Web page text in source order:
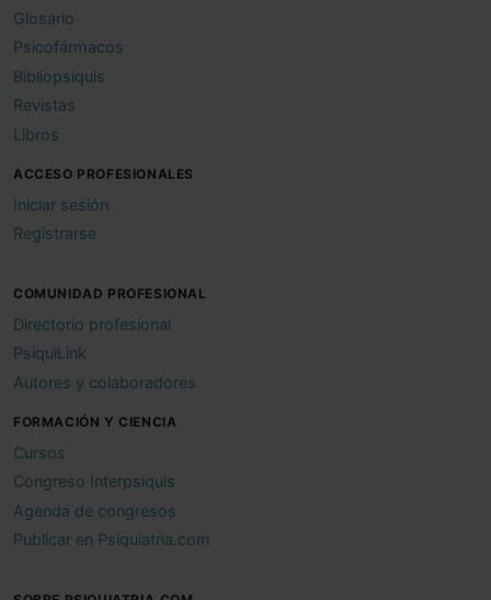
Glosario
Psicofármacos
Bibliopsiquis
Revistas
Libros
ACCESO PROFESIONALES
Iniciar sesión
Registrarse
COMUNIDAD PROFESIONAL
Directorio profesional
PsiquiLink
Autores y colaboradores
FORMACIÓN Y CIENCIA
Cursos
Congreso Interpsiquis
Agenda de congresos
Publicar en Psiquiatria.com